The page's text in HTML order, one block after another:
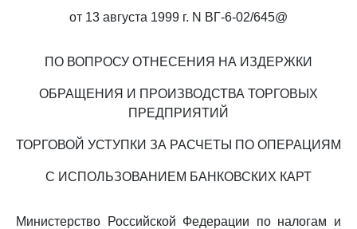
от 13 августа 1999 г. N ВГ-6-02/645@
ПО ВОПРОСУ ОТНЕСЕНИЯ НА ИЗДЕРЖКИ
ОБРАЩЕНИЯ И ПРОИЗВОДСТВА ТОРГОВЫХ
ПРЕДПРИЯТИЙ
ТОРГОВОЙ УСТУПКИ ЗА РАСЧЕТЫ ПО ОПЕРАЦИЯМ
С ИСПОЛЬЗОВАНИЕМ БАНКОВСКИХ КАРТ
Министерство Российской Федерации по налогам и